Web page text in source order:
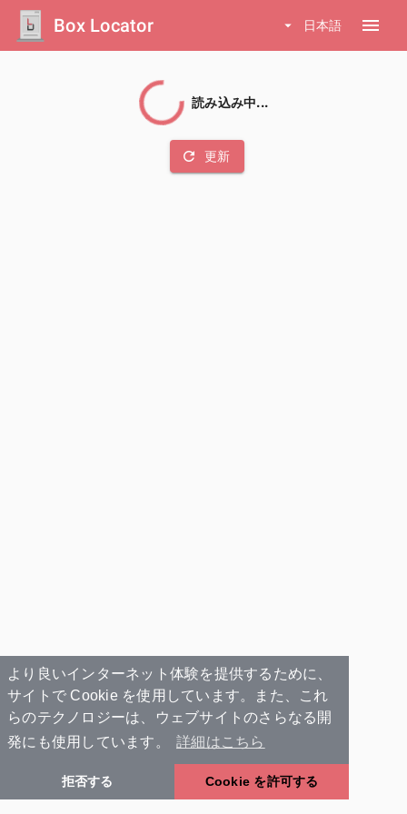
より良いインターネット体験を提供するために、
サイトで Cookie を使用しています。また、これ
らのテクノロジーは、ウェブサイトのさらなる開
発にも使用しています。
詳細はこちら
拒否する Cookie を許可する
Box Locator arrow_drop_down 日本語 menu
読み込み中...
refresh 更新